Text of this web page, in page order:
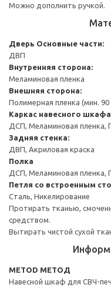
Можно дополнить ручкой.
Дверь Основные части:
ДВП
Внутренняя сторона:
Меламиновая пленка
Внешняя сторона:
Полимерная пленка (мин.
Каркас навесного шкафа
ДСП, Меламиновая пленка,
Задняя стенка:
ДВП, Акриловая краска
Полка
ДСП, Меламиновая пленка,
Петля со встроенным
Сталь, Никелирование
Протирать тканью,
средством.
Вытирать чистой сухой
METOD МЕТОД
Навесной шкаф для СВЧ-